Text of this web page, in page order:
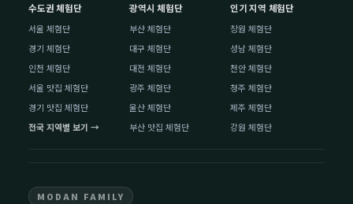
수도권 체험단
서울 체험단
경기 체험단
인천 체험단
서울 맛집 체험단
경기 맛집 체험단
전국 지역별 보기 →
광역시 체험단
부산 체험단
대구 체험단
대전 체험단
광주 체험단
울산 체험단
부산 맛집 체험단
인기 지역 체험단
창원 체험단
성남 체험단
천안 체험단
청주 체험단
제주 체험단
강원 체험단
MODAN FAMILY